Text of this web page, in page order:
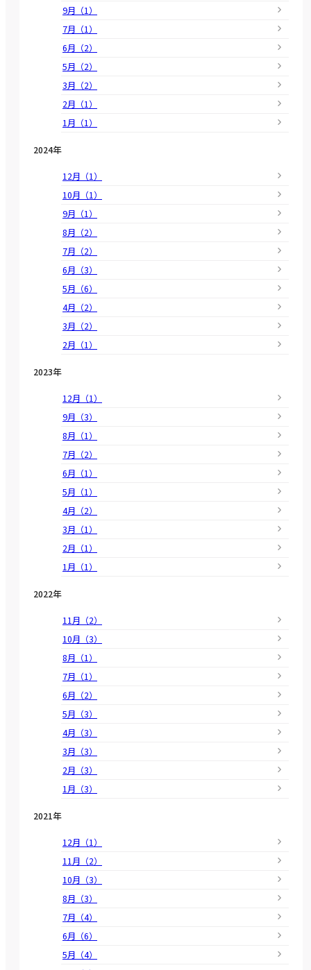
9月（1）
7月（1）
6月（2）
5月（2）
3月（2）
2月（1）
1月（1）
2024年
12月（1）
10月（1）
9月（1）
8月（2）
7月（2）
6月（3）
5月（6）
4月（2）
3月（2）
2月（1）
2023年
12月（1）
9月（3）
8月（1）
7月（2）
6月（1）
5月（1）
4月（2）
3月（1）
2月（1）
1月（1）
2022年
11月（2）
10月（3）
8月（1）
7月（1）
6月（2）
5月（3）
4月（3）
3月（3）
2月（3）
1月（3）
2021年
12月（1）
11月（2）
10月（3）
8月（3）
7月（4）
6月（6）
5月（4）